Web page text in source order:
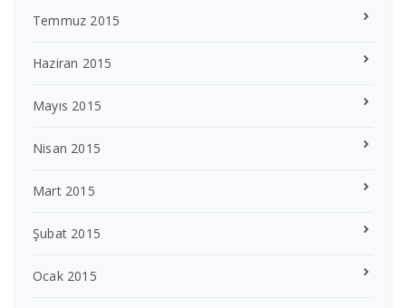
Temmuz 2015
Haziran 2015
Mayıs 2015
Nisan 2015
Mart 2015
Şubat 2015
Ocak 2015